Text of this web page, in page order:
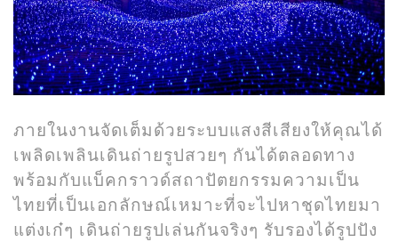
ภายในงานจัดเต็มด้วยระบบแสงสีเสียงให้คุณได้
เพลิดเพลินเดินถ่ายรูปสวยๆ กันได้ตลอดทาง
พร้อมกับแบ็คกราวด์สถาปัตยกรรมความเป็น
ไทยที่เป็นเอกลักษณ์เหมาะที่จะไปหาชุดไทยมา
แต่งเก๋ๆ เดินถ่ายรูปเล่นกันจริงๆ รับรองได้รูปปัง